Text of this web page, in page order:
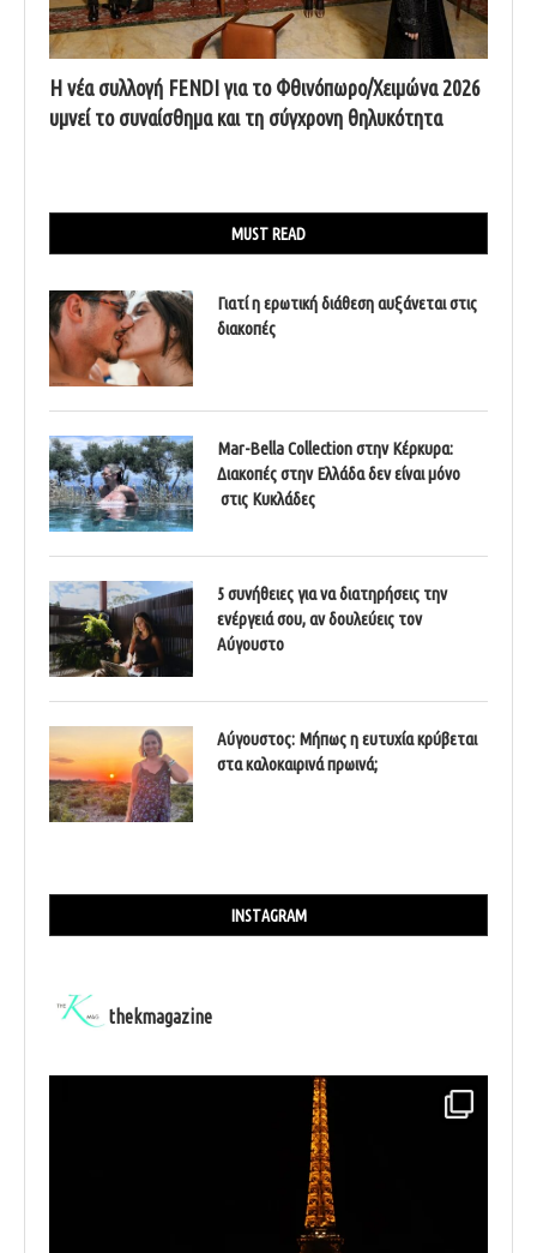
Η νέα συλλογή FENDI για το Φθινόπωρο/Χειμώνα 2026
υμνεί το συναίσθημα και τη σύγχρονη θηλυκότητα
MUST READ
Γιατί η ερωτική διάθεση αυξάνεται στις
διακοπές
Mar-Bella Collection στην Κέρκυρα:
Διακοπές στην Ελλάδα δεν είναι μόνο
στις Κυκλάδες
5 συνήθειες για να διατηρήσεις την
ενέργειά σου, αν δουλεύεις τον
Αύγουστο
Αύγουστος: Μήπως η ευτυχία κρύβεται
στα καλοκαιρινά πρωινά;
INSTAGRAM
thekmagazine